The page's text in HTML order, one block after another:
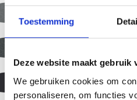
Toestemming
Deze website maakt gebruik
We gebruiken cookies om
personaliseren, om functies
(0,63